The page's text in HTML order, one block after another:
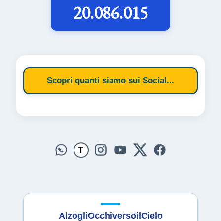
20.086.015
Scopri quanti siamo sui Social...
T
AlzogliOcchiversoilCielo